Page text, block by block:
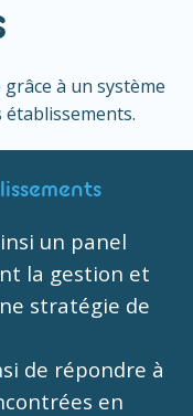
à un système
un panel
la gestion et
stratégie de
de répondre à
en